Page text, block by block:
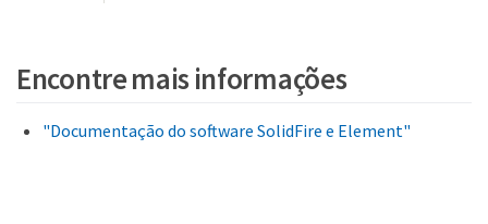
Encontre mais informações
"Documentação do software SolidFire e Element"